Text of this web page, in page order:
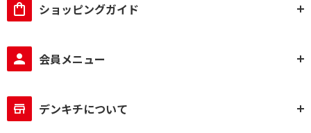
ショッピングガイド
会員メニュー
デンキチについて